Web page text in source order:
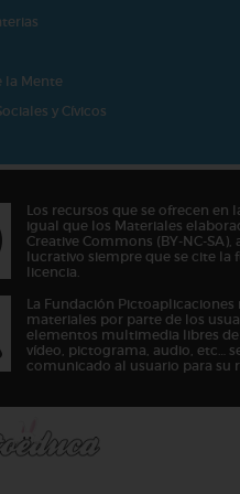
la Mente
y Cívicos
Los recursos que se ofrecen en
igual que los Materiales
Creative Commons (BY-NC-
lucrativo siempre que se cite la
licencia.
La Fundación
materiales por parte de los
elementos multimedia libres de
vídeo, pictograma, audio, etc…
comunicado al usuario para su